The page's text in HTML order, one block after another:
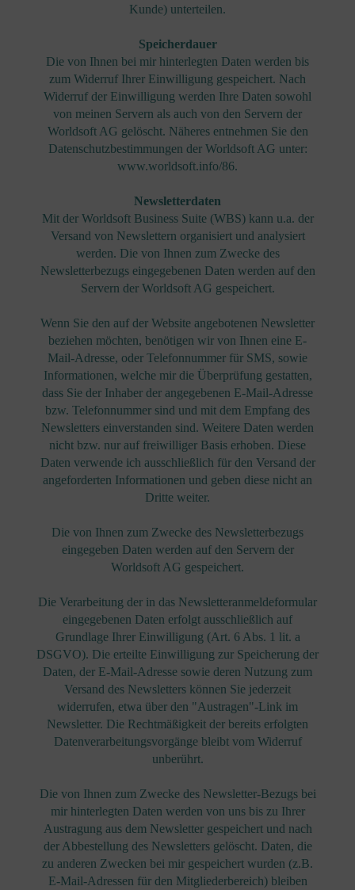
Kunde) unterteilen.
Speicherdauer
Die von Ihnen bei mir hinterlegten Daten werden bis
zum Widerruf Ihrer Einwilligung gespeichert. Nach
Widerruf der Einwilligung werden Ihre Daten sowohl
von meinen Servern als auch von den Servern der
Worldsoft AG gelöscht. Näheres entnehmen Sie den
Datenschutzbestimmungen der Worldsoft AG unter:
www.worldsoft.info/86.
Newsletterdaten
Mit der Worldsoft Business Suite (WBS) kann u.a. der
Versand von Newslettern organisiert und analysiert
werden. Die von Ihnen zum Zwecke des
Newsletterbezugs eingegebenen Daten werden auf den
Servern der Worldsoft AG gespeichert.
Wenn Sie den auf der Website angebotenen Newsletter
beziehen möchten, benötigen wir von Ihnen eine E-
Mail-Adresse, oder Telefonnummer für SMS, sowie
Informationen, welche mir die Überprüfung gestatten,
dass Sie der Inhaber der angegebenen E-Mail-Adresse
bzw. Telefonnummer sind und mit dem Empfang des
Newsletters einverstanden sind. Weitere Daten werden
nicht bzw. nur auf freiwilliger Basis erhoben. Diese
Daten verwende ich ausschließlich für den Versand der
angeforderten Informationen und geben diese nicht an
Dritte weiter.
Die von Ihnen zum Zwecke des Newsletterbezugs
eingegeben Daten werden auf den Servern der
Worldsoft AG gespeichert.
Die Verarbeitung der in das Newsletteranmeldeformular
eingegebenen Daten erfolgt ausschließlich auf
Grundlage Ihrer Einwilligung (Art. 6 Abs. 1 lit. a
DSGVO). Die erteilte Einwilligung zur Speicherung der
Daten, der E-Mail-Adresse sowie deren Nutzung zum
Versand des Newsletters können Sie jederzeit
widerrufen, etwa über den "Austragen"-Link im
Newsletter. Die Rechtmäßigkeit der bereits erfolgten
Datenverarbeitungsvorgänge bleibt vom Widerruf
unberührt.
Die von Ihnen zum Zwecke des Newsletter-Bezugs bei
mir hinterlegten Daten werden von uns bis zu Ihrer
Austragung aus dem Newsletter gespeichert und nach
der Abbestellung des Newsletters gelöscht. Daten, die
zu anderen Zwecken bei mir gespeichert wurden (z.B.
E-Mail-Adressen für den Mitgliederbereich) bleiben